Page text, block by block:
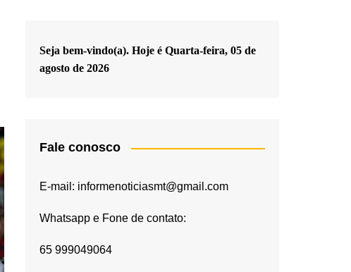
Seja bem-vindo(a). Hoje é Quarta-feira, 05 de
agosto de 2026
Fale conosco
E-mail: informenoticiasmt@gmail.com
Whatsapp e Fone de contato:
65 999049064